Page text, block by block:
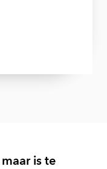
is te